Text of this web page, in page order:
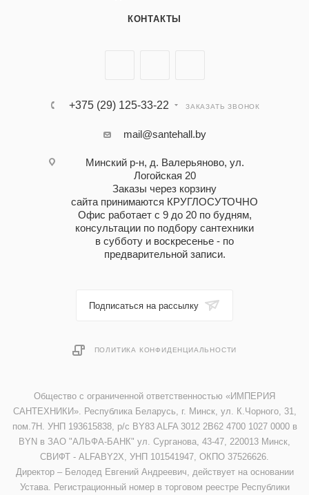
КОНТАКТЫ
+375 (29) 125-33-22 ЗАКАЗАТЬ ЗВОНОК
mail@santehall.by
Минский р-н, д. Валерьяново, ул.
Логойская 20
Заказы через корзину
сайта принимаются КРУГЛОСУТОЧНО
Офис работает с 9 до 20 по будням,
консультации по подбору сантехники
в субботу и воскресенье - по
предварительной записи.
Подписаться на рассылку
ПОЛИТИКА КОНФИДЕНЦИАЛЬНОСТИ
Общество с ограниченной ответственностью «ИМПЕРИЯ
САНТЕХНИКИ». Республика Беларусь, г. Минск, ул. К.Чорного, 31,
пом.7Н. УНП 193615838, р/с BY83 ALFA 3012 2B62 4700 1027 0000 в
BYN в ЗАО "АЛЬФА-БАНК" ул. Сурганова, 43-47, 220013 Минск,
СВИФТ - ALFABY2X, УНП 101541947, ОКПО 37526626.
Директор – Белодед Евгений Андреевич, действует на основании
Устава. Регистрационный номер в торговом реестре Республики